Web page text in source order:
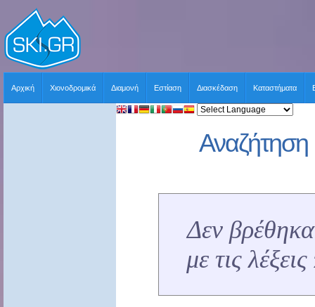
Αρχική Χιονοδρομικά Διαμονή Εστίαση Διασκέδαση Καταστήματα
Αναζήτηση
Δεν
με τις